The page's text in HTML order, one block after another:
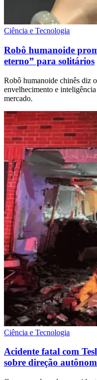
Ciência e Tecnologia
Robô humanoide
eterno” para solitários
Robô humanoide chinês diz
envelhecimento e
mercado.
Ciência e Tecnologia
Acidente fatal com
sobre direção